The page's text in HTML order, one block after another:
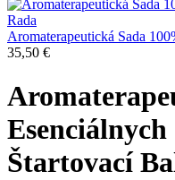
Aromaterapeutická Sada
35,50 €
Štartovací